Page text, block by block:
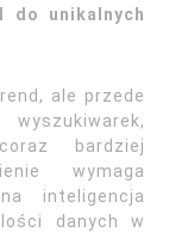
do unikalnych
ale przede
bardziej
wymaga
inteligencja
danych w